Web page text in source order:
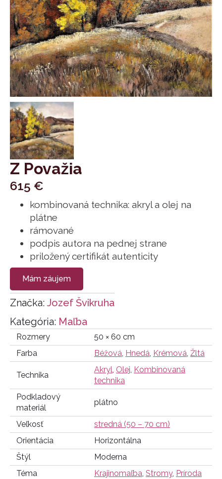
Z Považia
615 €
kombinovaná technika: akryl a olej na
plátne
rámované
podpis autora na pednej strane
priložený certifikát autenticity
Mám záujem
Kategória: Maľba
Značka: Jozef Švikruha
Rozmery
50 × 60 cm
Farba
Béžová, Hnedá, Krémová, Žltá
Technika
Akryl, Olej, Kombinovaná
technika
Podkladový
materiál
plátno
Veľkosť
stredná (50 – 70 cm)
Orientácia
Horizontálna
Štýl
Moderna
Téma
Krajinomaľba, Stromy, Príroda